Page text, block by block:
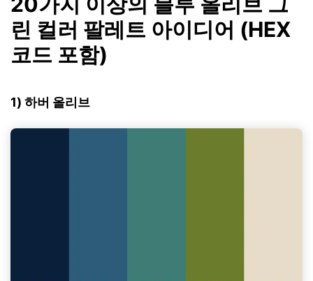
린 컬러 팔레트 아이디어 (HEX
코드 포함)
1) 하버 올리브